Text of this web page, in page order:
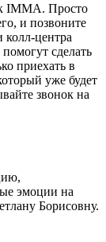
IMMA. Просто
и позвоните
колл-центра
сделать
приехать в
уже будет
звонок на
эмоции на
Борисовну.